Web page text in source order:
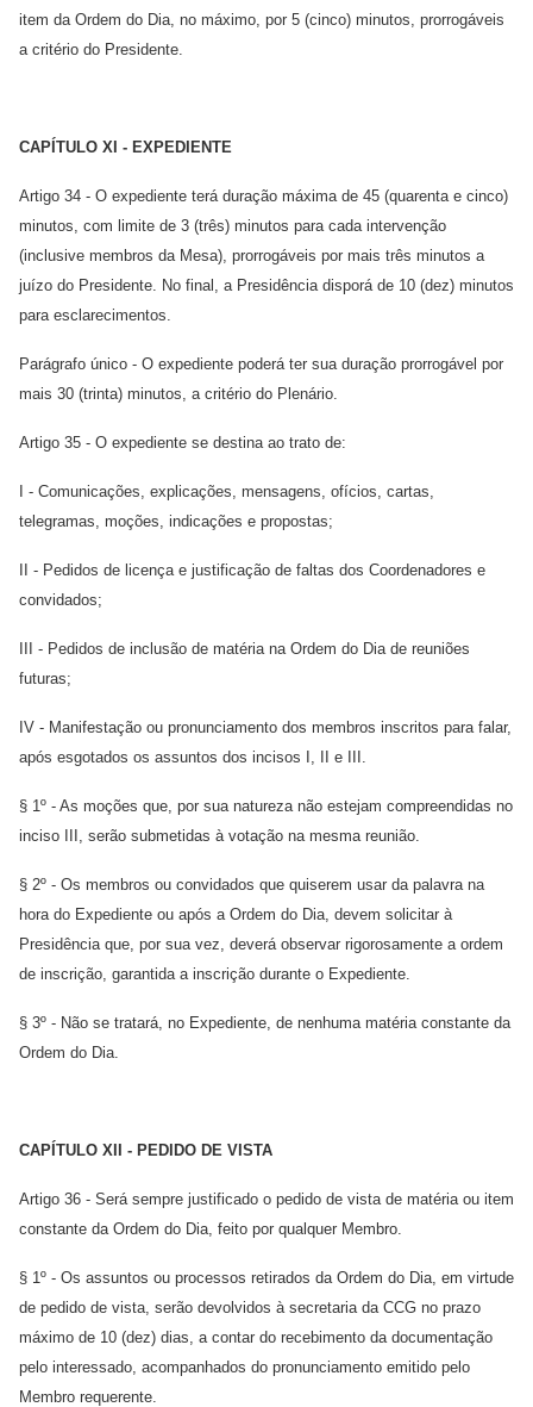
item da Ordem do Dia, no máximo, por 5 (cinco) minutos, prorrogáveis
a critério do Presidente.
CAPÍTULO XI - EXPEDIENTE
Artigo 34 - O expediente terá duração máxima de 45 (quarenta e cinco)
minutos, com limite de 3 (três) minutos para cada intervenção
(inclusive membros da Mesa), prorrogáveis por mais três minutos a
juízo do Presidente. No final, a Presidência disporá de 10 (dez) minutos
para esclarecimentos.
Parágrafo único - O expediente poderá ter sua duração prorrogável por
mais 30 (trinta) minutos, a critério do Plenário.
Artigo 35 - O expediente se destina ao trato de:
I - Comunicações, explicações, mensagens, ofícios, cartas,
telegramas, moções, indicações e propostas;
II - Pedidos de licença e justificação de faltas dos Coordenadores e
convidados;
III - Pedidos de inclusão de matéria na Ordem do Dia de reuniões
futuras;
IV - Manifestação ou pronunciamento dos membros inscritos para falar,
após esgotados os assuntos dos incisos I, II e III.
§ 1º - As moções que, por sua natureza não estejam compreendidas no
inciso III, serão submetidas à votação na mesma reunião.
§ 2º - Os membros ou convidados que quiserem usar da palavra na
hora do Expediente ou após a Ordem do Dia, devem solicitar à
Presidência que, por sua vez, deverá observar rigorosamente a ordem
de inscrição, garantida a inscrição durante o Expediente.
§ 3º - Não se tratará, no Expediente, de nenhuma matéria constante da
Ordem do Dia.
CAPÍTULO XII - PEDIDO DE VISTA
Artigo 36 - Será sempre justificado o pedido de vista de matéria ou item
constante da Ordem do Dia, feito por qualquer Membro.
§ 1º - Os assuntos ou processos retirados da Ordem do Dia, em virtude
de pedido de vista, serão devolvidos à secretaria da CCG no prazo
máximo de 10 (dez) dias, a contar do recebimento da documentação
pelo interessado, acompanhados do pronunciamento emitido pelo
Membro requerente.